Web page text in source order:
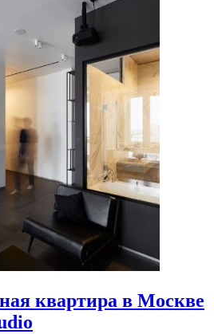
квартира в Москве